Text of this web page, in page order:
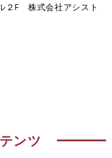
F 株式会社アシスト
ンツ